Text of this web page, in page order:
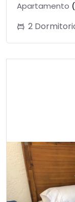
Apartamento
2